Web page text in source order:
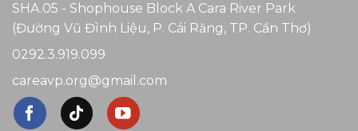
SHA.05 - Shophouse Block A Cara River Park
(Đường Vũ Đình Liệu, P. Cái Răng, TP. Cần Thơ)
0292.3.919.099
careavp.org@gmail.com